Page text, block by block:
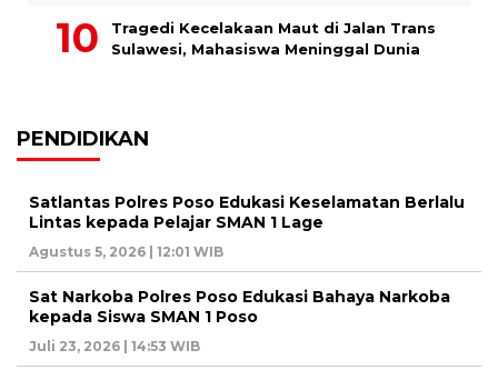
Tragedi Kecelakaan Maut di Jalan Trans
Sulawesi, Mahasiswa Meninggal Dunia
PENDIDIKAN
Satlantas Polres Poso Edukasi Keselamatan Berlalu
Lintas kepada Pelajar SMAN 1 Lage
Agustus 5, 2026 | 12:01 WIB
Sat Narkoba Polres Poso Edukasi Bahaya Narkoba
kepada Siswa SMAN 1 Poso
Juli 23, 2026 | 14:53 WIB